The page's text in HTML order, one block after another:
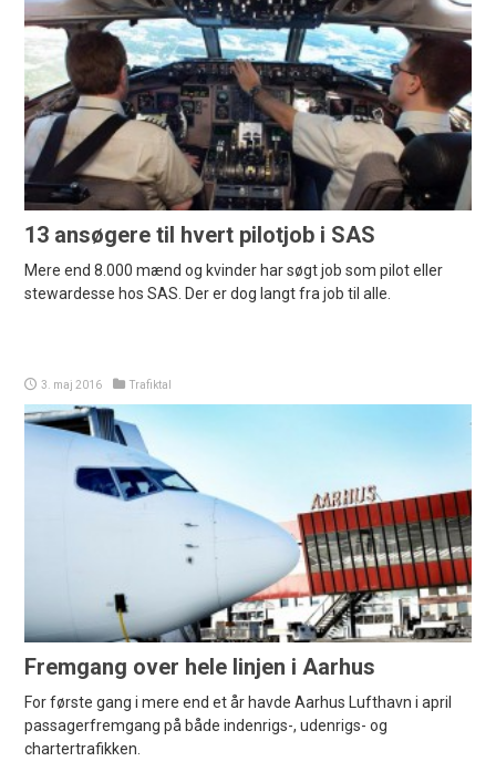
13 ansøgere til hvert pilotjob i SAS
Mere end 8.000 mænd og kvinder har søgt job som pilot eller
stewardesse hos SAS. Der er dog langt fra job til alle.
3. maj 2016 Trafiktal
Fremgang over hele linjen i Aarhus
For første gang i mere end et år havde Aarhus Lufthavn i april
passagerfremgang på både indenrigs-, udenrigs- og
chartertrafikken.